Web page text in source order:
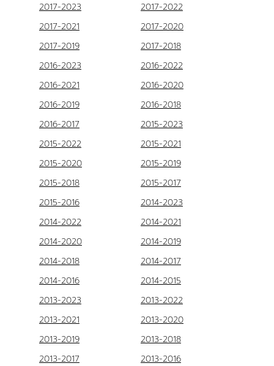
2017-2023
2017-2022
2017-2021
2017-2020
2017-2019
2017-2018
2016-2023
2016-2022
2016-2021
2016-2020
2016-2019
2016-2018
2016-2017
2015-2023
2015-2022
2015-2021
2015-2020
2015-2019
2015-2018
2015-2017
2015-2016
2014-2023
2014-2022
2014-2021
2014-2020
2014-2019
2014-2018
2014-2017
2014-2016
2014-2015
2013-2023
2013-2022
2013-2021
2013-2020
2013-2019
2013-2018
2013-2017
2013-2016